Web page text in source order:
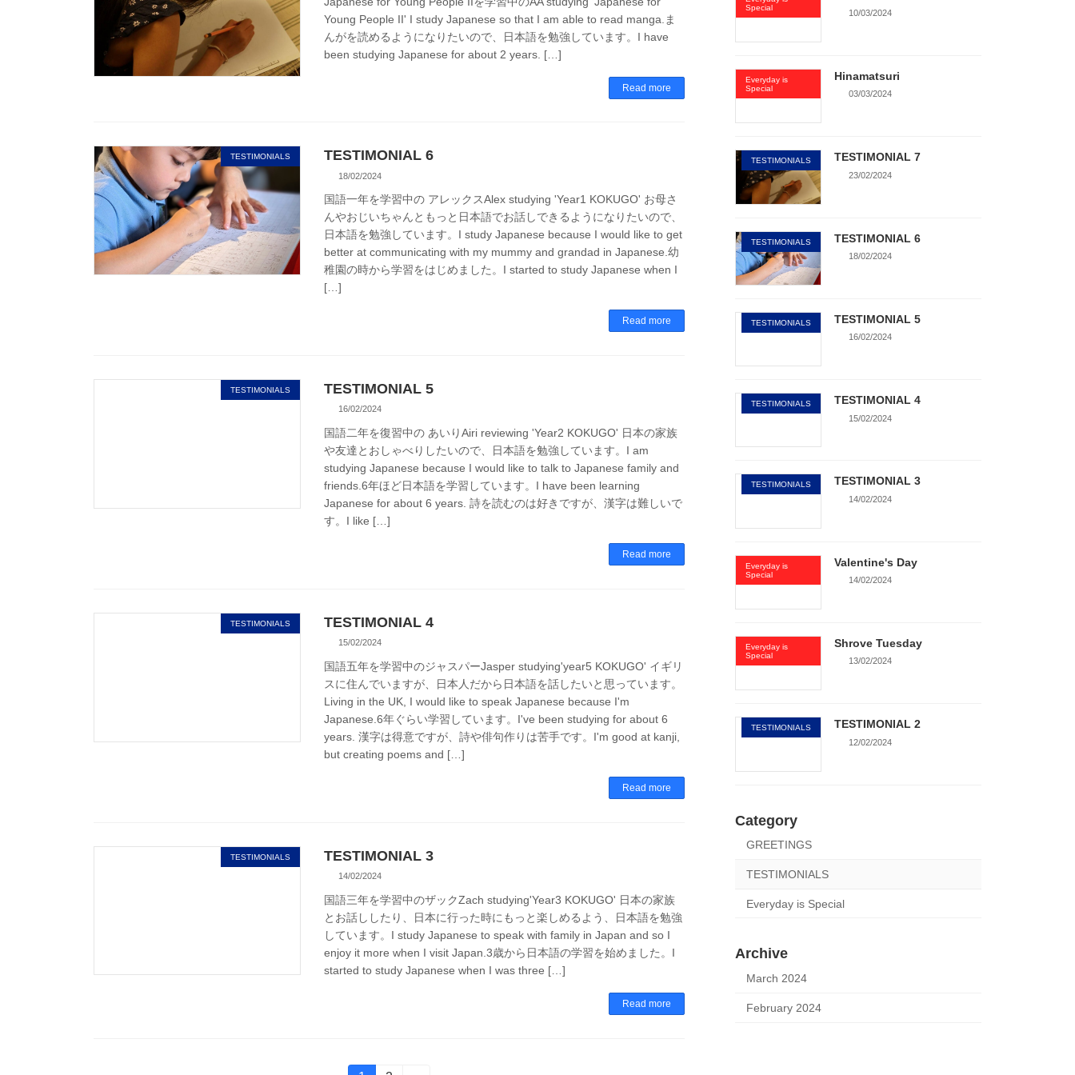
Young People II' I study Japanese so that I am able to read manga.ま
んがを読めるようになりたいので、日本語を勉強しています。I have
been studying Japanese for about 2 years. […]
Read more
TESTIMONIALS TESTIMONIAL 6
18/02/2024
国語一年を学習中の アレックスAlex studying 'Year1 KOKUGO' お母さ
んやおじいちゃんともっと日本語でお話しできるようになりたいので、
日本語を勉強しています。I study Japanese because I would like to get
better at communicating with my mummy and grandad in Japanese.幼
稚園の時から学習をはじめました。I started to study Japanese when I
[…]
Read more
TESTIMONIALS TESTIMONIAL 5
16/02/2024
国語二年を復習中の あいりAiri reviewing 'Year2 KOKUGO' 日本の家族
や友達とおしゃべりしたいので、日本語を勉強しています。I am
studying Japanese because I would like to talk to Japanese family and
friends.6年ほど日本語を学習しています。I have been learning
Japanese for about 6 years. 詩を読むのは好きですが、漢字は難しいで
す。I like […]
Read more
TESTIMONIALS TESTIMONIAL 4
15/02/2024
国語五年を学習中のジャスパーJasper studying'year5 KOKUGO' イギリ
スに住んでいますが、日本人だから日本語を話したいと思っています。
Living in the UK, I would like to speak Japanese because I'm
Japanese.6年ぐらい学習しています。I've been studying for about 6
years. 漢字は得意ですが、詩や俳句作りは苦手です。I'm good at kanji,
but creating poems and […]
Read more
TESTIMONIALS TESTIMONIAL 3
14/02/2024
国語三年を学習中のザックZach studying'Year3 KOKUGO' 日本の家族
とお話ししたり、日本に行った時にもっと楽しめるよう、日本語を勉強
しています。I study Japanese to speak with family in Japan and so I
enjoy it more when I visit Japan.3歳から日本語の学習を始めました。I
started to study Japanese when I was three […]
Read more
Special
10/03/2024
Everyday is
Special
Hinamatsuri
03/03/2024
TESTIMONIALS TESTIMONIAL 7
23/02/2024
TESTIMONIALS TESTIMONIAL 6
18/02/2024
TESTIMONIALS TESTIMONIAL 5
16/02/2024
TESTIMONIALS TESTIMONIAL 4
15/02/2024
TESTIMONIALS TESTIMONIAL 3
14/02/2024
Everyday is
Special
Valentine's Day
14/02/2024
Everyday is
Special
Shrove Tuesday
13/02/2024
TESTIMONIALS TESTIMONIAL 2
12/02/2024
Category
GREETINGS
TESTIMONIALS
Everyday is Special
Archive
March 2024
February 2024